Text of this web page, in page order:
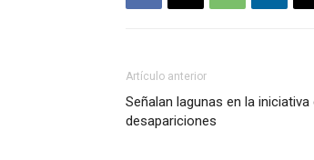
Artículo anterior
Señalan lagunas en la iniciativa
desapariciones